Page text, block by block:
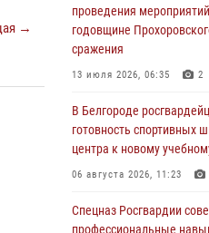
→
Подвиги
в новой музейной
музея‑диорамы «Курская
Белгородское
В Белгороде
готовность спортивных
центра к новому
Росгвардия обеспечила
проведения
годовщине
сражения
13 июля 2026, 06:35 2
В Белгороде
готовность спортивных
центра к новому
06 августа 2026, 11:23
Спецназ Росгвардии
профессиональные